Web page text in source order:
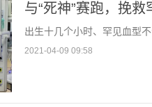
与“死神”赛跑，挽
出生十几个小时、罕见血型
2021-04-09 09:58